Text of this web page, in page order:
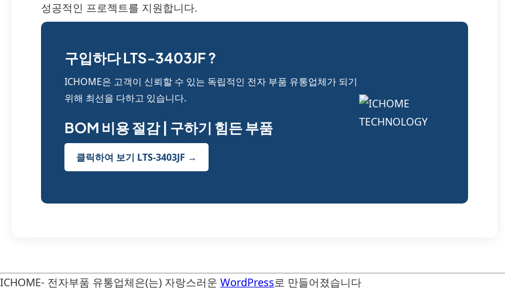
성공적인 프로젝트를 지원합니다.
구입하다 LTS-3403JF ?
ICHOME은 고객이 신뢰할 수 있는 독립적인 전자 부품 유통업체가 되기
위해 최선을 다하고 있습니다.
BOM 비용 절감 | 구하기 힘든 부품
클릭하여 보기 LTS-3403JF →
ICHOME- 전자부품 유통업체은(는) 자랑스러운 WordPress로 만들어졌습니다